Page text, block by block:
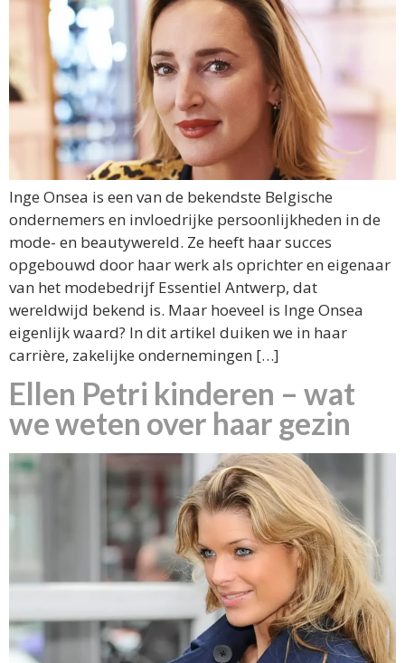
Inge Onsea is een van de bekendste Belgische
ondernemers en invloedrijke persoonlijkheden in de
mode- en beautywereld. Ze heeft haar succes
opgebouwd door haar werk als oprichter en eigenaar
van het modebedrijf Essentiel Antwerp, dat
wereldwijd bekend is. Maar hoeveel is Inge Onsea
eigenlijk waard? In dit artikel duiken we in haar
carrière, zakelijke ondernemingen […]
Ellen Petri kinderen – wat
we weten over haar gezin